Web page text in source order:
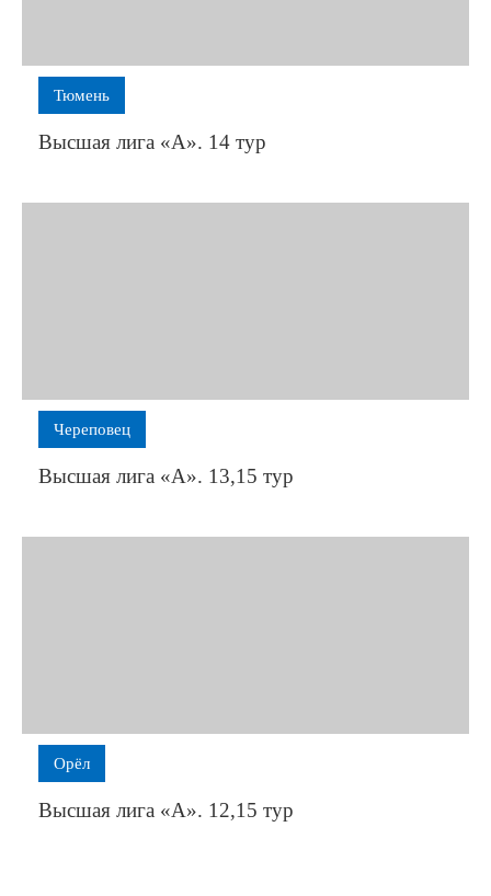
Тюмень
Высшая лига «А». 14 тур
Череповец
Высшая лига «А». 13,15 тур
Орёл
Высшая лига «А». 12,15 тур